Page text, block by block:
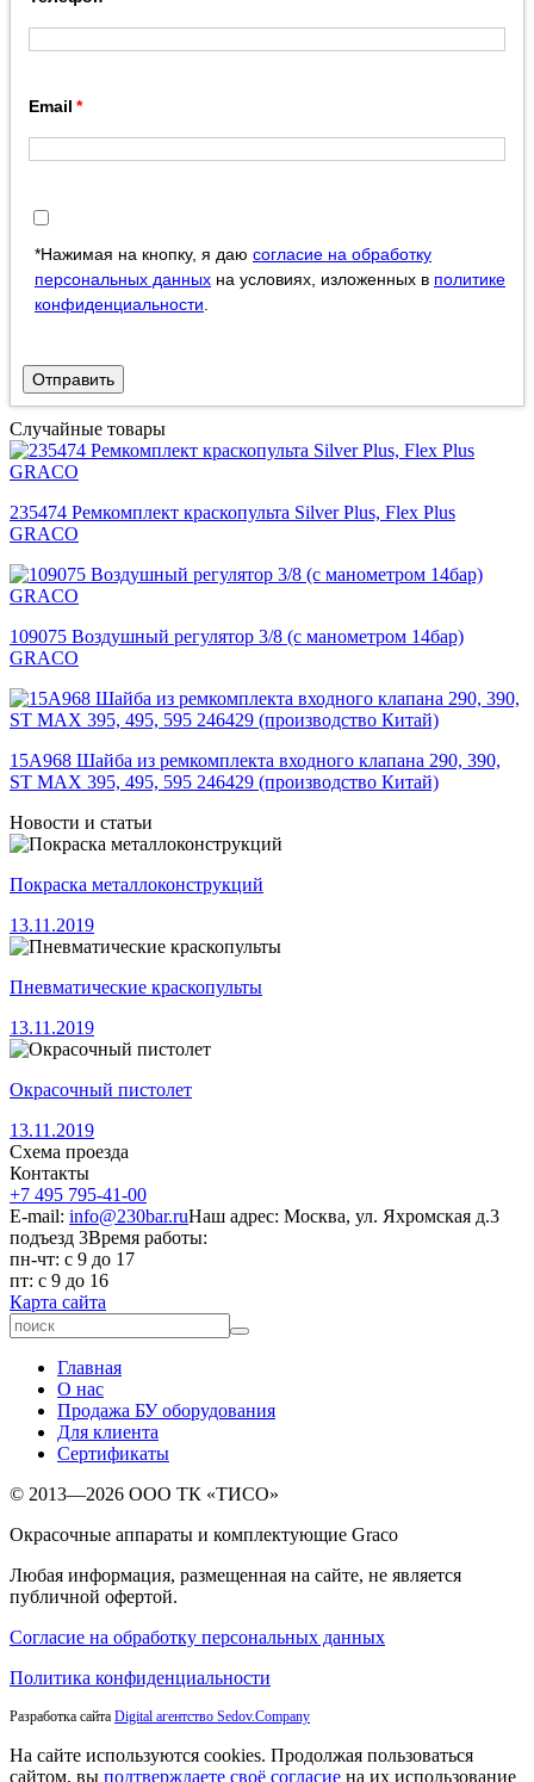
Email
*Нажимая на кнопку, я даю согласие на обработку
персональных данных на условиях, изложенных в политике
конфиденциальности.
Отправить
Случайные товары
235474 Ремкомплект краскопульта Silver Plus, Flex Plus
GRACO
109075 Воздушный регулятор 3/8 (с манометром 14бар)
GRACO
15A968 Шайба из ремкомплекта входного клапана 290, 390,
ST MAX 395, 495, 595 246429 (производство Китай)
Новости и статьи
Покраска металлоконструкций
13.11.2019
Пневматические краскопульты
13.11.2019
Окрасочный пистолет
13.11.2019
Схема проезда
Контакты
+7 495 795-41-00
E-mail: info@230bar.ruНаш адрес: Москва, ул. Яхромская д.3
подъезд 3Время работы:
пн-чт: с 9 до 17
пт: с 9 до 16
Карта сайта
Главная
О нас
Продажа БУ оборудования
Для клиента
Сертификаты
© 2013—2026 ООО ТК «ТИСО»
Окрасочные аппараты и комплектующие Graco
Любая информация, размещенная на сайте, не является
публичной офертой.
Согласие на обработку персональных данных
Политика конфиденциальности
Разработка сайта Digital агентство Sedov.Company
На сайте используются cookies. Продолжая пользоваться
сайтом, вы подтверждаете своё согласие на их использование